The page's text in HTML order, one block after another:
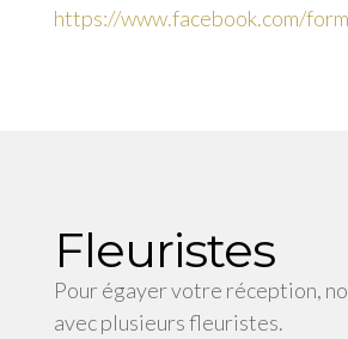
https://www.facebook.com/
Fleuristes
Pour égayer votre réception,
avec plusieurs fleuristes.